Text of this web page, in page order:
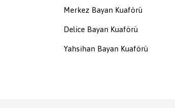
Merkez Bayan Kuaförü
Delice Bayan Kuaförü
Yahsihan Bayan Kuaförü